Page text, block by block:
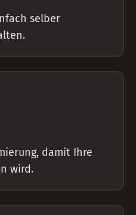
selber
damit Ihre
wird.